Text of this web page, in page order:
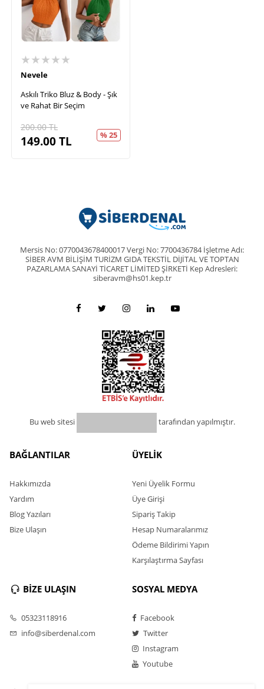
★★★★★
Nevele
Askılı Triko Bluz & Body - Şık
ve Rahat Bir Seçim
200.00TL
149.00TL % 25
Mersis No: 0770043678400017 Vergi No: 7700436784 İşletme Adı:
SİBER AVM BİLİŞİM TURİZM GIDA TEKSTİL DİJİTAL VE TOPTAN
PAZARLAMA SANAYİ TİCARET LİMİTED ŞİRKETİ Kep Adresleri:
siberavm@hs01.kep.tr
Bu web sitesi tarafından yapılmıştır.
BAĞLANTILAR
Hakkımızda
Yardım
Blog Yazıları
Bize Ulaşın
ÜYELİK
Yeni Üyelik Formu
Üye Girişi
Sipariş Takip
Hesap Numaralarımız
Ödeme Bildirimi Yapın
Karşılaştırma Sayfası
BİZE ULAŞIN
05323118916
info@siberdenal.com
SOSYAL MEDYA
Facebook
Twitter
Instagram
Youtube